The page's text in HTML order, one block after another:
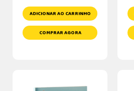
ADICIONAR AO CARRINHO
COMPRAR AGORA